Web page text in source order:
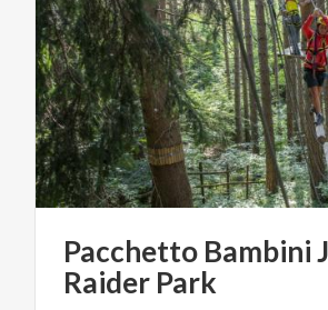
Pacchetto Bambini
Raider Park